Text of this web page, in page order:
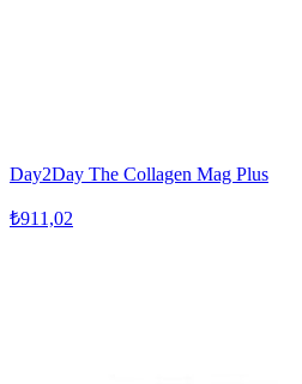
Day2Day The Collagen Mag Plus
₺911,02